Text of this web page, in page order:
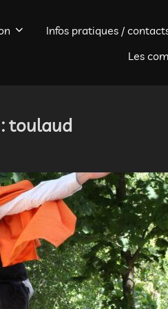
Infos pratiques /
Les
toulaud